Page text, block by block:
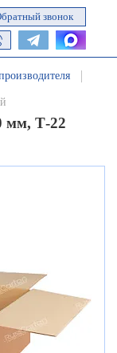
звонок
мм, Т-22